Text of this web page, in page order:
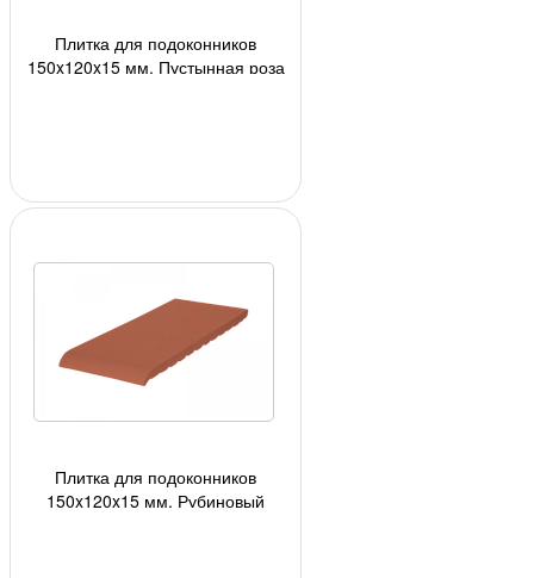
Плитка для подоконников
150x120x15 мм, Пустынная роза
Плитка для подоконников
150x120x15 мм, Рубиновый